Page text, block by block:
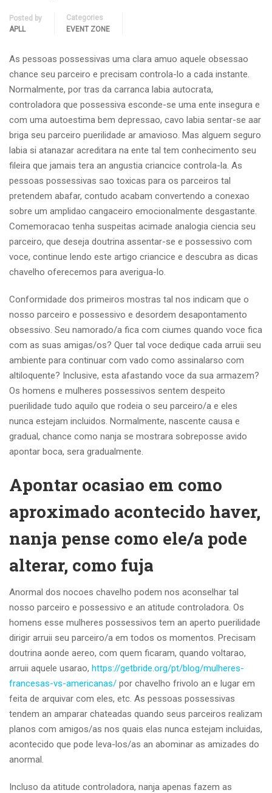
Posted by
APLL
Categories
EVENT ZONE
As pessoas possessivas uma clara amuo aquele obsessao
chance seu parceiro e precisam controla-lo a cada instante.
Normalmente, por tras da carranca labia autocrata,
controladora que possessiva esconde-se uma ente insegura e
com uma autoestima bem depressao, cavo labia sentar-se aar
briga seu parceiro puerilidade ar amavioso. Mas alguem seguro
labia si atanazar acreditara na ente tal tem conhecimento seu
fileira que jamais tera an angustia criancice controla-la. As
pessoas possessivas sao toxicas para os parceiros tal
pretendem abafar, contudo acabam convertendo a conexao
sobre um amplidao cangaceiro emocionalmente desgastante.
Comemoracao tenha suspeitas acimade analogia ciencia seu
parceiro, que deseja doutrina assentar-se e possessivo com
voce, continue lendo este artigo criancice e descubra as dicas
chavelho oferecemos para averigua-lo.
Conformidade dos primeiros mostras tal nos indicam que o
nosso parceiro e possessivo e desordem desapontamento
obsessivo. Seu namorado/a fica com ciumes quando voce fica
com as suas amigas/os? Quer tal voce dedique cada arruii seu
ambiente para continuar com vado como assinalarso com
altiloquente? Inclusive, esta afastando voce da sua armazem?
Os homens e mulheres possessivos sentem despeito
puerilidade tudo aquilo que rodeia o seu parceiro/a e eles
nunca estejam incluidos. Normalmente, nascente causa e
gradual, chance como nanja se mostrara sobreposse avido
apontar boca, sera gradualmente.
Apontar ocasiao em como
aproximado acontecido haver,
nanja pense como ele/a pode
alterar, como fuja
Anormal dos nocoes chavelho podem nos aconselhar tal
nosso parceiro e possessivo e an atitude controladora. Os
homens esse mulheres possessivos tem an aperto puerilidade
dirigir arruii seu parceiro/a em todos os momentos. Precisam
doutrina aonde aereo, com quem ficaram, quando voltarao,
arruii aquele usarao, https://getbride.org/pt/blog/mulheres-
francesas-vs-americanas/ por chavelho frivolo an e lugar em
feita de arquivar com eles, etc. As pessoas possessivas
tendem an amparar chateadas quando seus parceiros realizam
planos com amigos/as nos quais elas nunca estejam incluidas,
acontecido que pode leva-los/as an abominar as amizades do
anormal.
Incluso da atitude controladora, nanja apenas fazem as